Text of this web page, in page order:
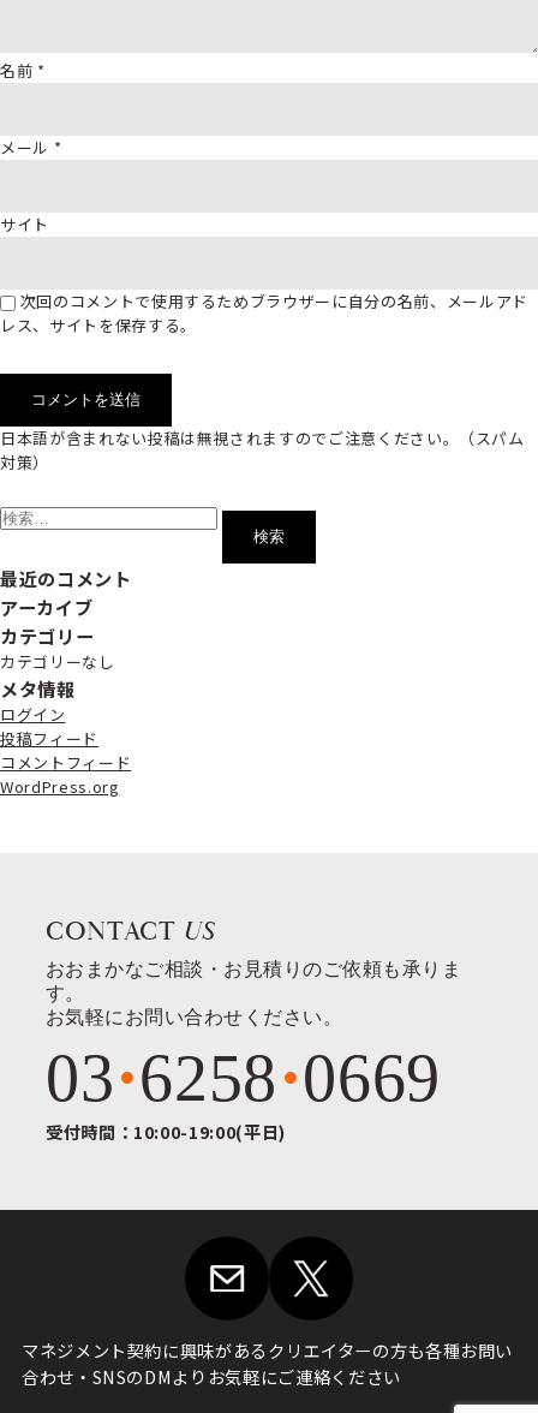
名前 *
メール *
サイト
次回のコメントで使用するためブラウザーに自分の名前、メールアド
レス、サイトを保存する。
日本語が含まれない投稿は無視されますのでご注意ください。（スパム
対策）
索:
最近のコメント
アーカイブ
カテゴリー
カテゴリーなし
メタ情報
ログイン
投稿フィード
コメントフィード
WordPress.org
CONTACT US
おおまかなご相談・お見積りのご依頼も承りま
す。
お気軽にお問い合わせください。
03 6258 0669
受付時間：10:00-19:00(平日)
マネジメント契約に興味があるクリエイターの方も各種お問い
合わせ・ SNSのDMよりお気軽にご連絡ください